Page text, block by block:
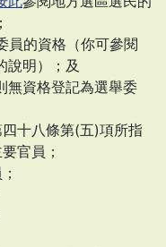
員的資格（你可參閱
說明）；及
無資格登記為選舉委
十八條第(五)項所指
官員；